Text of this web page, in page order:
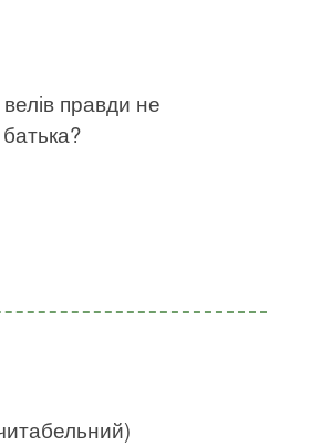
правди не